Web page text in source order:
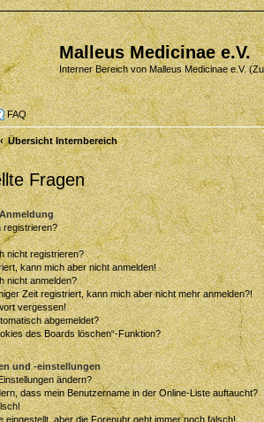
Malleus Medicinae e.V.
Interner Bereich von Malleus Medicinae e.V.
FAQ
Übersicht Internbereich
Fragen
registrieren?
nicht registrieren?
kann mich aber nicht anmelden!
nicht anmelden?
Zeit registriert, kann mich aber nicht mehr anmelden?!
vergessen!
abgemeldet?
des Boards löschen“-Funktion?
und -einstellungen
ändern?
dass mein Benutzername in der Online-Liste auftaucht?
eingestellt, aber die Forenuhr geht immer noch falsch!